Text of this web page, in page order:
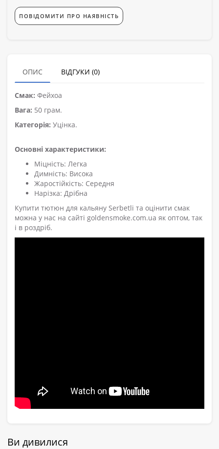
ПОВІДОМИТИ ПРО НАЯВНІСТЬ
ОПИС ВІДГУКИ (0)
Смак: Фейхоа
Вага: 50 грам.
Категорія: Уцінка.
Основні характеристики:
Міцність: Легка
Димність: Висока
Жаростійкість: Середня
Нарізка: Дрібна
Купити тютюн для кальяну Serbetli та оцінити смак
можна у нас на сайті goldensmoke.com.ua як оптом, так
і в роздріб.
Ви дивилися